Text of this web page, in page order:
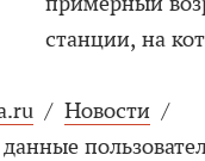
станции, на
/ Новости /